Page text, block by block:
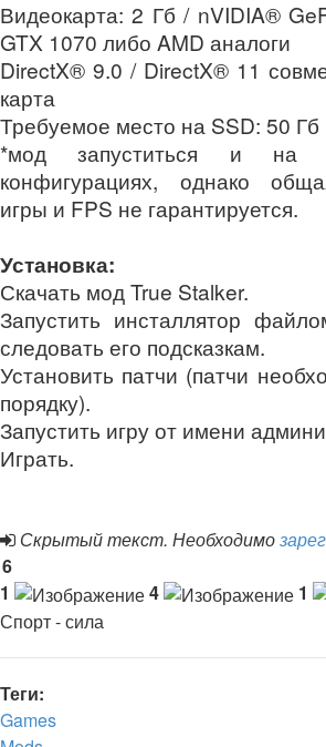
Видеокарта: 2 Гб / nVIDIA®
GTX 1070 либо AMD аналоги
DirectX® 9.0 / DirectX® 11
карта
Требуемое место на SSD: 50 Гб
*мод запуститься и на
конфигурациях, однако
игры и FPS не гарантируется.
Установка:
Скачать мод True Stalker.
Запустить инсталлятор
следовать его подсказкам.
Установить патчи (патчи
порядку).
Запустить игру от имени
Играть.
Скрытый текст. Необходимо
6
1
4
1
Спорт - сила
Теги:
Games